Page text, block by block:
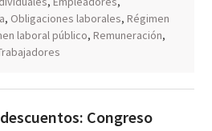
, Obligaciones laborales, Régimen
laboral público, Remuneración,
Congreso